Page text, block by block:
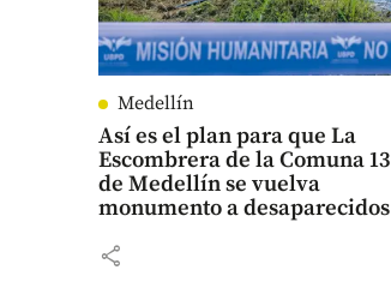
Medellín
Así es el plan para que La
Escombrera de la Comuna 13
de Medellín se vuelva
monumento a desaparecidos
share